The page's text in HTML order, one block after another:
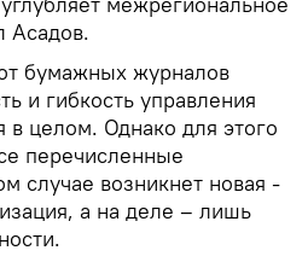
Асадов.
бумажных журналов
и гибкость управления
в целом. Однако для этого
перечисленные
случае возникнет новая -
а на деле – лишь